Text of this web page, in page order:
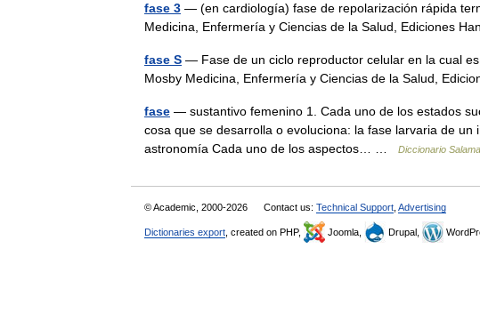
fase 3 — (en cardiología) fase de repolarización rápida
Medicina, Enfermería y Ciencias de la Salud, Ediciones
fase S — Fase de un ciclo reproductor celular en la cual
Mosby Medicina, Enfermería y Ciencias de la Salud,
fase — sustantivo femenino 1. Cada uno de los estados
cosa que se desarrolla o evoluciona: la fase larvaria de
astronomía Cada uno de los aspectos… …
Diccionario
© Academic, 2000-2026 Contact us: Technical Support Advertising
Dictionaries export , created on PHP, Joomla, Drupal,